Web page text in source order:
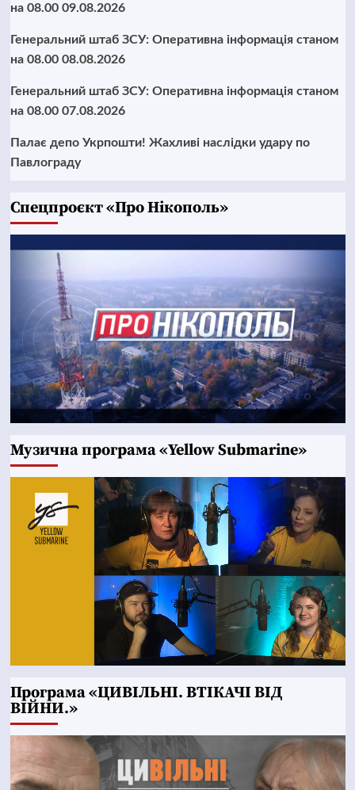
на 08.00 09.08.2026
Генеральний штаб ЗСУ: Оперативна інформація станом
на 08.00 08.08.2026
Генеральний штаб ЗСУ: Оперативна інформація станом
на 08.00 07.08.2026
Палає депо Укрпошти! Жахливі наслідки удару по
Павлограду
Cпецпроєкт «Про Нікополь»
Музична програма «Yellow Submarine»
Програма «ЦИВІЛЬНІ. ВТІКАЧІ ВІД
ВІЙНИ.»